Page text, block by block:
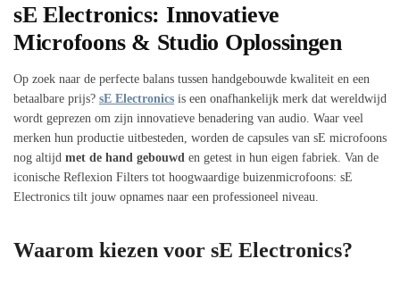
sE Electronics: Innovatieve
Microfoons & Studio Oplossingen
Op zoek naar de perfecte balans tussen handgebouwde kwaliteit en een
betaalbare prijs? sE Electronics is een onafhankelijk merk dat wereldwijd
wordt geprezen om zijn innovatieve benadering van audio. Waar veel
merken hun productie uitbesteden, worden de capsules van sE microfoons
nog altijd met de hand gebouwd en getest in hun eigen fabriek. Van de
iconische Reflexion Filters tot hoogwaardige buizenmicrofoons: sE
Electronics tilt jouw opnames naar een professioneel niveau.
Waarom kiezen voor sE Electronics?